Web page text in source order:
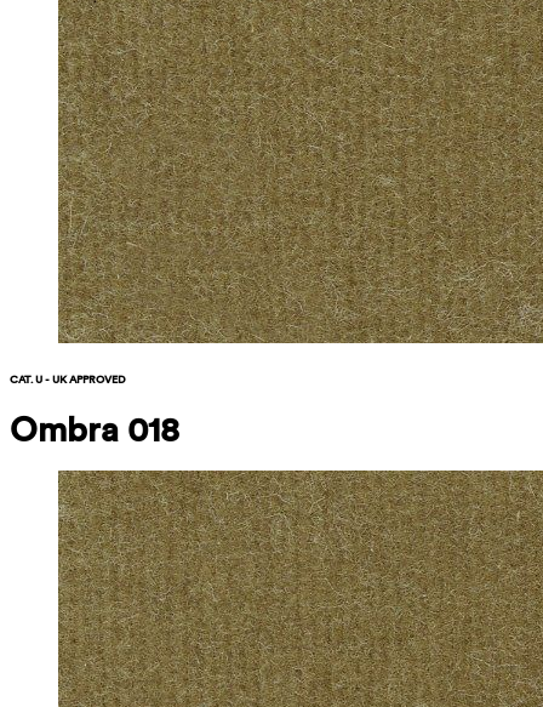
CAT. U - UK APPROVED
Ombra 018